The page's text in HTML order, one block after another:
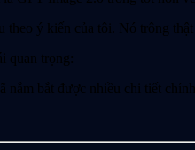
theo ý kiến của tôi. Nó trông
quan trọng:
nắm bắt được nhiều chi tiết